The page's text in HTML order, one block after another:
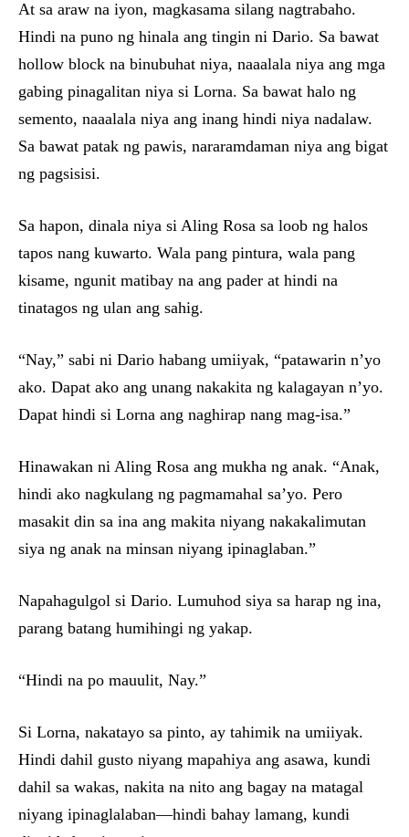
At sa araw na iyon, magkasama silang nagtrabaho.
Hindi na puno ng hinala ang tingin ni Dario. Sa bawat
hollow block na binubuhat niya, naaalala niya ang mga
gabing pinagalitan niya si Lorna. Sa bawat halo ng
semento, naaalala niya ang inang hindi niya nadalaw.
Sa bawat patak ng pawis, nararamdaman niya ang bigat
ng pagsisisi.
Sa hapon, dinala niya si Aling Rosa sa loob ng halos
tapos nang kuwarto. Wala pang pintura, wala pang
kisame, ngunit matibay na ang pader at hindi na
tinatagos ng ulan ang sahig.
“Nay,” sabi ni Dario habang umiiyak, “patawarin n’yo
ako. Dapat ako ang unang nakakita ng kalagayan n’yo.
Dapat hindi si Lorna ang naghirap nang mag-isa.”
Hinawakan ni Aling Rosa ang mukha ng anak. “Anak,
hindi ako nagkulang ng pagmamahal sa’yo. Pero
masakit din sa ina ang makita niyang nakakalimutan
siya ng anak na minsan niyang ipinaglaban.”
Napahagulgol si Dario. Lumuhod siya sa harap ng ina,
parang batang humihingi ng yakap.
“Hindi na po mauulit, Nay.”
Si Lorna, nakatayo sa pinto, ay tahimik na umiiyak.
Hindi dahil gusto niyang mapahiya ang asawa, kundi
dahil sa wakas, nakita na nito ang bagay na matagal
niyang ipinaglalaban—hindi bahay lamang, kundi